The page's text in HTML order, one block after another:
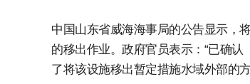
中国山东省威海海事局的公告显示，
的移出作业。政府官员表示：“已确
了将该设施移出暂定措施水域外部的方